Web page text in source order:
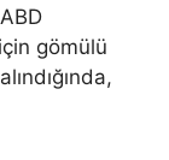
gömülü